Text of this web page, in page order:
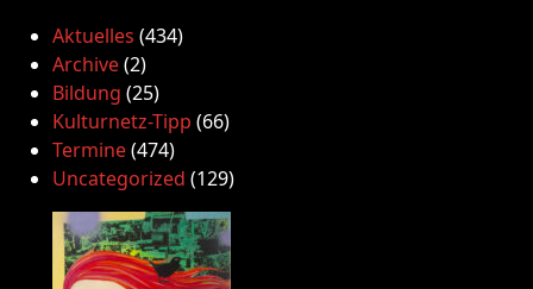
Aktuelles (434)
Archive(2)
Bildung (25)
Kulturnetz-Tipp (66)
Termine(474)
Uncategorized (129)